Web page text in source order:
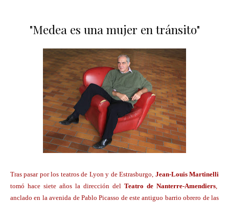
"Medea es una mujer en tránsito"
Tras pasar por los teatros de Lyon y de Estrasburgo, Jean-Louis Martinelli
tomó hace siete años la dirección del Teatro de Nanterre-Amendiers,
anclado en la avenida de Pablo Picasso de este antiguo barrio obrero de las